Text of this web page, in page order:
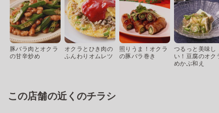
豚バラ肉とオクラ
の甘辛炒め
オクラとひき肉の
ふんわりオムレツ
照りうま！オクラ
の豚バラ巻き
つるっと美味し
い！豆腐のオク
めかぶ和え
この店舗の近くのチラシ